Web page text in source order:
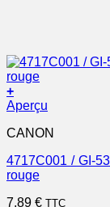
+
Aperçu
CANON
4717C001 / GI-
rouge
7,89 € TTC